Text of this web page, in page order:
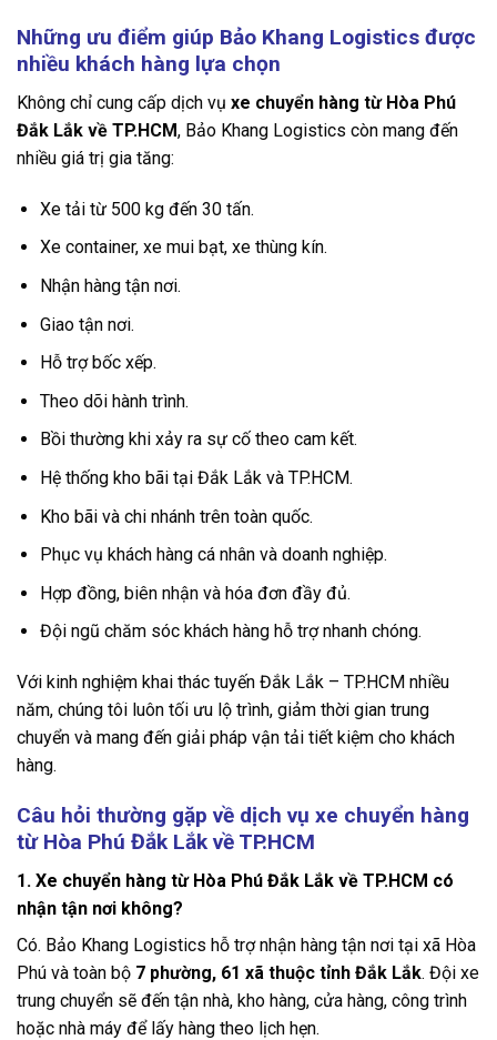
Những ưu điểm giúp Bảo Khang Logistics được
nhiều khách hàng lựa chọn
Không chỉ cung cấp dịch vụ xe chuyển hàng từ Hòa Phú
Đắk Lắk về TP.HCM, Bảo Khang Logistics còn mang đến
nhiều giá trị gia tăng:
Xe tải từ 500 kg đến 30 tấn.
Xe container, xe mui bạt, xe thùng kín.
Nhận hàng tận nơi.
Giao tận nơi.
Hỗ trợ bốc xếp.
Theo dõi hành trình.
Bồi thường khi xảy ra sự cố theo cam kết.
Hệ thống kho bãi tại Đắk Lắk và TP.HCM.
Kho bãi và chi nhánh trên toàn quốc.
Phục vụ khách hàng cá nhân và doanh nghiệp.
Hợp đồng, biên nhận và hóa đơn đầy đủ.
Đội ngũ chăm sóc khách hàng hỗ trợ nhanh chóng.
Với kinh nghiệm khai thác tuyến Đắk Lắk – TP.HCM nhiều
năm, chúng tôi luôn tối ưu lộ trình, giảm thời gian trung
chuyển và mang đến giải pháp vận tải tiết kiệm cho khách
hàng.
Câu hỏi thường gặp về dịch vụ xe chuyển hàng
từ Hòa Phú Đắk Lắk về TP.HCM
1. Xe chuyển hàng từ Hòa Phú Đắk Lắk về TP.HCM có
nhận tận nơi không?
Có. Bảo Khang Logistics hỗ trợ nhận hàng tận nơi tại xã Hòa
Phú và toàn bộ 7 phường, 61 xã thuộc tỉnh Đắk Lắk. Đội xe
trung chuyển sẽ đến tận nhà, kho hàng, cửa hàng, công trình
hoặc nhà máy để lấy hàng theo lịch hẹn.